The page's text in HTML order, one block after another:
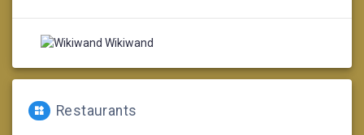
Wikiwand
Restaurants